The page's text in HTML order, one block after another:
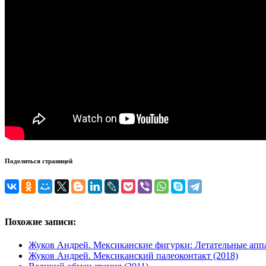
Поделиться страницей
Похожие записи:
Жуков Андрей. Мексиканские фигурки: Летательные
Жуков Андрей. Мексиканский палеоконтакт (2018)